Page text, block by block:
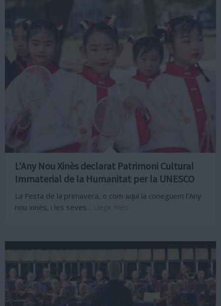
L'Any Nou Xinès declarat Patrimoni Cultural
Immaterial de la Humanitat per la UNESCO
La Festa de la primavera, o com aquí la coneguem l’Any
nou xinès, i les seves... Llegir més